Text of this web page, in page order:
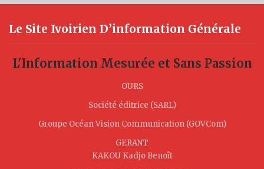
Le Site Ivoirien D’information Générale
L'Information Mesurée et Sans Passion
OURS
Société éditrice (SARL)
Groupe Océan Vision Communication (GOVCom)
GERANT
KAKOU Kadjo Benoît